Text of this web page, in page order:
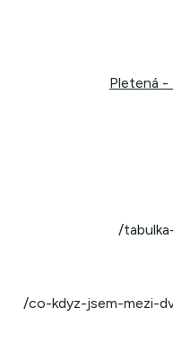
Pletená -
/
/co-kdyz-jsem-mezi-